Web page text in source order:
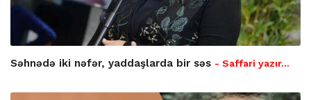
Səhnədə iki nəfər, yaddaşlarda bir səs - Saffari yazır…